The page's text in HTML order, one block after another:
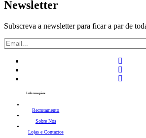
Newsletter
Subscreva a newsletter para ficar a par de
Informações
Recrutamento
Sobre Nós
Lojas e Contactos